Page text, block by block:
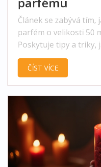
Článek se zabývá
parfém o velikosti 50
Poskytuje tipy a triky,
parfému, a zajímavé
skladování parfémů.
ČÍST VÍCE